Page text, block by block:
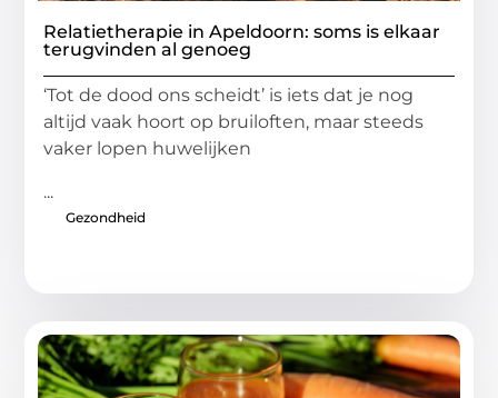
Relatietherapie in Apeldoorn: soms is elkaar
terugvinden al genoeg
‘Tot de dood ons scheidt’ is iets dat je nog
altijd vaak hoort op bruiloften, maar steeds
vaker lopen huwelijken
...
Gezondheid